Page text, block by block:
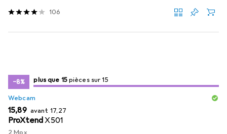
106
−8% 15/ 15
15pièces sur 15
plus que 15pièces sur 15
Webcam
EUR
15,89 avant EUR
17,27
ProXtendX501